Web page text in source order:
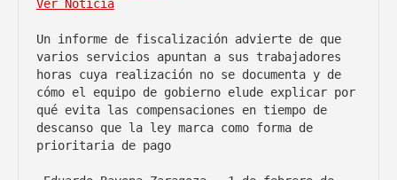
Ver Noticia
Un informe de fiscalización advierte de que
varios servicios apuntan a sus trabajadores
horas cuya realización no se documenta y de
cómo el equipo de gobierno elude explicar por
qué evita las compensaciones en tiempo de
descanso que la ley marca como forma de
prioritaria de pago